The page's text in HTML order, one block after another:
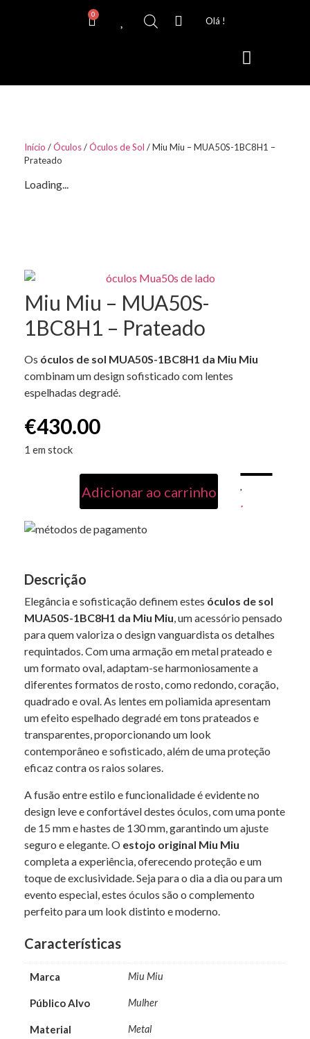
0
Olá !
Início /Óculos/Óculos de Sol / Miu Miu – MUA50S-1BC8H1 –
Prateado
Loading...
Miu Miu – MUA50S-
1BC8H1 – Prateado
Os óculos de sol MUA50S-1BC8H1 da Miu Miu
combinam um design sofisticado com lentes
espelhadas degradé.
€430.00
1 em stock
Adicionar ao carrinho
Descrição
Elegância e sofisticação definem estes óculos de sol
MUA50S-1BC8H1 da Miu Miu, um acessório pensado
para quem valoriza o design vanguardista os detalhes
requintados. Com uma armação em metal prateado e
um formato oval, adaptam-se harmoniosamente a
diferentes formatos de rosto, como redondo, coração,
quadrado e oval. As lentes em poliamida apresentam
um efeito espelhado degradé em tons prateados e
transparentes, proporcionando um look
contemporâneo e sofisticado, além de uma proteção
eficaz contra os raios solares.
A fusão entre estilo e funcionalidade é evidente no
design leve e confortável destes óculos, com uma ponte
de 15 mm e hastes de 130 mm, garantindo um ajuste
seguro e elegante. O estojo original Miu Miu
completa a experiência, oferecendo proteção e um
toque de exclusividade. Seja para o dia a dia ou para um
evento especial, estes óculos são o complemento
perfeito para um look distinto e moderno.
Características
Marca Miu Miu
Público Alvo Mulher
Material Metal